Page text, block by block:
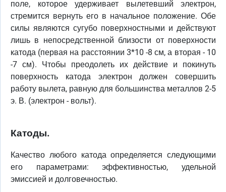
поле, которое удерживает вылетевший электрон,
стремится вернуть его в начальное положение. Обе
силы являются сугубо поверхностными и действуют
лишь в непосредственной близости от поверхности
катода (первая на расстоянии 3*10 -8 см, а вторая - 10
-7 см). Чтобы преодолеть их действие и покинуть
поверхность катода электрон должен совершить
работу вылета, равную для большинства металлов 2-5
э. В. (электрон - вольт).
Катоды.
Качество любого катода определяется следующими
его параметрами: эффективностью, удельной
эмиссией и долговечностью.